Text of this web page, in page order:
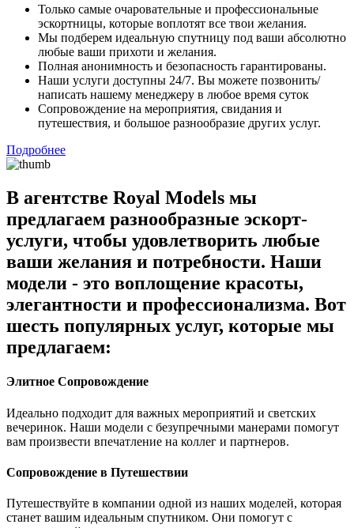
Только самые очаровательные и профессиональные
эскортницы, которые воплотят все твои желания.
Мы подберем идеальную спутницу под ваши абсолютно
любые ваши прихоти и желания.
Полная анонимность и безопасность гарантированы.
Наши услуги доступны 24/7. Вы можете позвонить/
написать нашему менеджеру в любое время суток
Сопровождение на мероприятия, свидания и
путешествия, и большое разнообразие других услуг.
Подробнее
В агентстве Royal Models мы
предлагаем разнообразные эскорт-
услуги, чтобы удовлетворить любые
ваши желания и потребности. Наши
модели - это воплощение красоты,
элегантности и профессионализма. Вот
шесть популярных услуг, которые мы
предлагаем:
Элитное Сопровождение
Идеально подходит для важных мероприятий и светских
вечеринок. Наши модели с безупречными манерами помогут
вам произвести впечатление на коллег и партнеров.
Сопровождение в Путешествии
Путешествуйте в компании одной из наших моделей, которая
станет вашим идеальным спутником. Они помогут с